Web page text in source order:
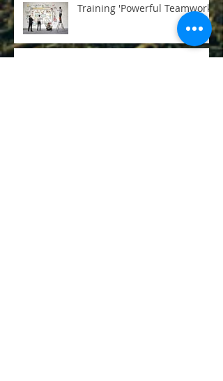
Training 'Powerful Teamwork'